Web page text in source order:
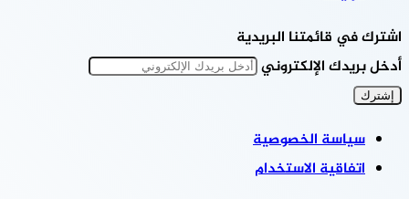
اشترك في قائمتنا البريدية
أدخل بريدك الإلكتروني
سياسة الخصوصية
اتفاقية الاستخدام